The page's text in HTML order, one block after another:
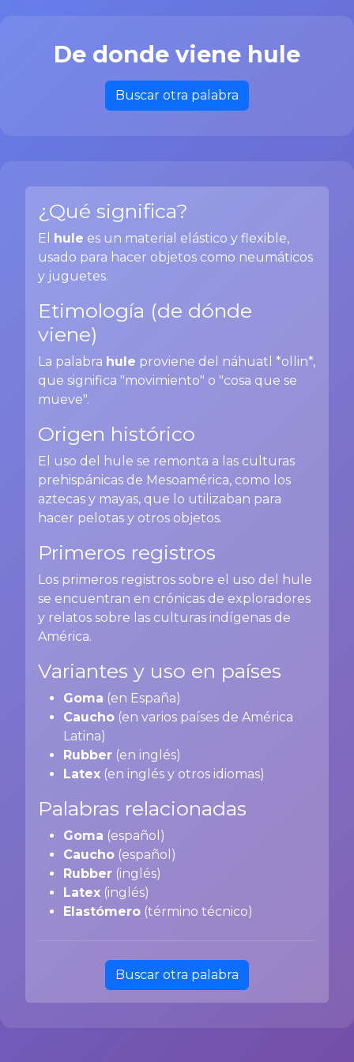
De donde viene hule
Buscar otra palabra
¿Qué significa?
El hule es un material elástico y flexible,
usado para hacer objetos como neumáticos
y juguetes.
Etimología (de dónde
viene)
La palabra hule proviene del náhuatl *ollin*,
que significa "movimiento" o "cosa que se
mueve".
Origen histórico
El uso del hule se remonta a las culturas
prehispánicas de Mesoamérica, como los
aztecas y mayas, que lo utilizaban para
hacer pelotas y otros objetos.
Primeros registros
Los primeros registros sobre el uso del hule
se encuentran en crónicas de exploradores
y relatos sobre las culturas indígenas de
América.
Variantes y uso en países
Goma (en España)
Caucho (en varios países de América
Latina)
Rubber (en inglés)
Latex (en inglés y otros idiomas)
Palabras relacionadas
Goma (español)
Caucho (español)
Rubber (inglés)
Latex (inglés)
Elastómero (término técnico)
Buscar otra palabra